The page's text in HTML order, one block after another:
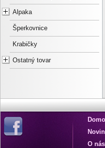
Alpaka
Šperkovnice
Krabičky
Ostatný tovar
O nás